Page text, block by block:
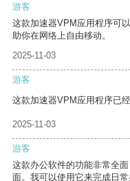
游客
这款加速器VPM应用程序可
助你在网络上自由移动。
2025-11-03
游客
这款加速器VPM应用程序已
2025-11-03
游客
这款办公软件的功能非常全
面。我可以使用它来完成日